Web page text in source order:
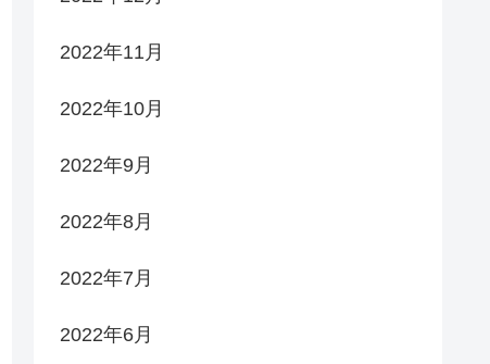
2022年11月
2022年10月
2022年9月
2022年8月
2022年7月
2022年6月